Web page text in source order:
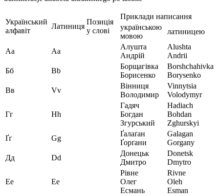
Український
алфавіт
Латиниця
Позиція
у слові
Приклади написання
українською
мовою
латиницею
Аa Aа
Алушта
Андрій
Alushta
Andrii
Бб
Bb
Борщагівка
Борисенко
Borshchahivka
Borysenko
Вв
Vv
Вінниця
Володимир
Vinnytsia
Volodymyr
Гг Hh
Гадяч
Богдан
Згурський
Hadiach
Bohdan
Zghurskyi
Ґґ
Gg
Ґалаґан
Ґорґани
Galagan
Gorgany
Дд
Dd
Донецьк
Дмитро
Donetsk
Dmytro
Ее Ee
Рівне
Олег
Есмань
Rivne
Oleh
Esman